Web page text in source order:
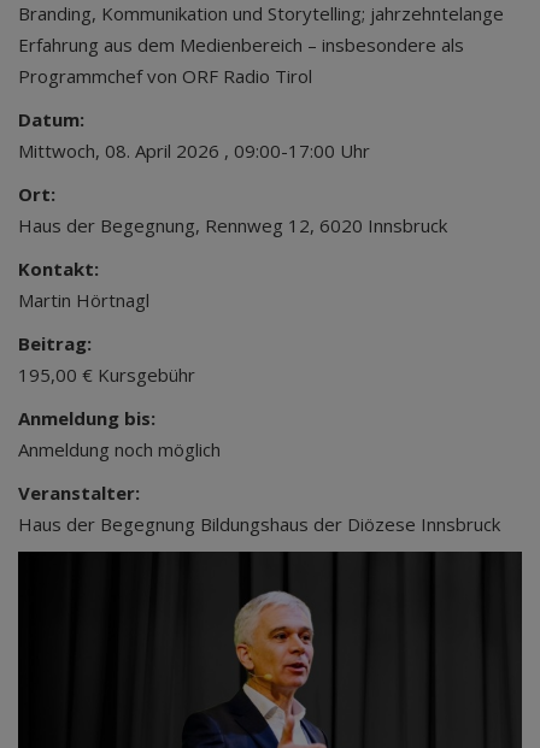
Branding, Kommunikation und Storytelling; jahrzehntelange
Erfahrung aus dem Medienbereich – insbesondere als
Programmchef von ORF Radio Tirol
Datum:
Mittwoch, 08. April 2026 , 09:00-17:00 Uhr
Ort:
Haus der Begegnung, Rennweg 12, 6020 Innsbruck
Kontakt:
Martin Hörtnagl
Beitrag:
195,00 € Kursgebühr
Anmeldung bis:
Anmeldung noch möglich
Veranstalter:
Haus der Begegnung Bildungshaus der Diözese Innsbruck